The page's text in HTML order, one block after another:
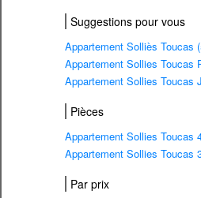
Suggestions pour vous
Appartement Solliès Toucas
Appartement Sollies Toucas
Appartement Sollies Toucas
Pièces
Appartement Sollies Toucas
Appartement Sollies Toucas
Par prix